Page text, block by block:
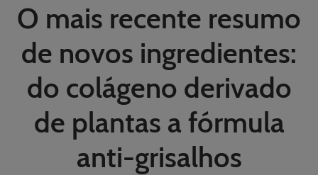
Latin America
Asia
Connect Blog
O mais recente resumo
de novos ingredientes:
do colágeno derivado
de plantas a fórmula
anti-grisalhos